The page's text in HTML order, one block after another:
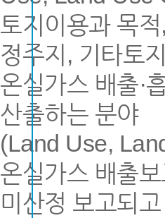
토지이용과 목
정주지, 기타토
온실가스 배출·
산출하는 분야
(Land Use,
온실가스 배출
미산정 보고되